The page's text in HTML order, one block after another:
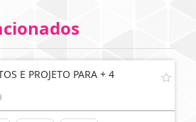
E PROJETO PARA + 4